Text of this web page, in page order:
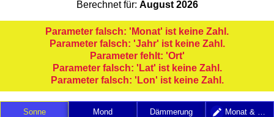
Berechnet für: August 2026
Parameter falsch: 'Monat' ist keine Zahl.
Parameter falsch: 'Jahr' ist keine Zahl.
Parameter fehlt: 'Ort'
Parameter falsch: 'Lat' ist keine Zahl.
Parameter falsch: 'Lon' ist keine Zahl.
Sonne Mond Dämmerung